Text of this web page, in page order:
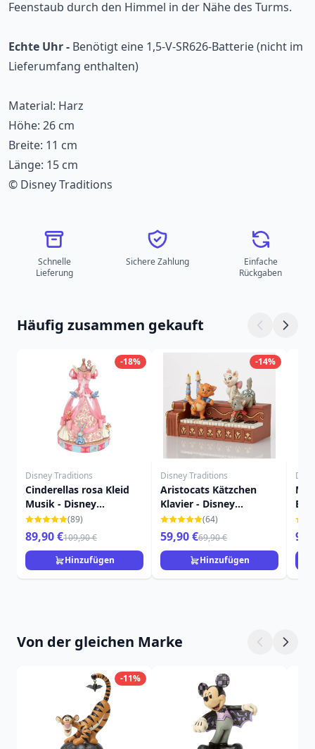
Feenstaub durch den Himmel in der Nähe des Turms.
Echte Uhr - Benötigt eine 1,5-V-SR626-Batterie (nicht im
Lieferumfang enthalten)
Material: Harz
Höhe: 26 cm
Breite: 11 cm
Länge: 15 cm
© Disney Traditions
Schnelle
Lieferung
Sichere Zahlung
Einfache
Rückgaben
Häufig zusammen gekauft
-18%
Disney Traditions
Cinderellas rosa Kleid
Musik - Disney
Traditions Aschenputtel
(89)
89,90 €109,90 €
Hinzufügen
-14%
Disney Traditions
Aristocats Kätzchen
Klavier - Disney
Traditions Aristocats
(64)
59,90 €69,90 €
Hinzufügen
Von der gleichen Marke
-11%